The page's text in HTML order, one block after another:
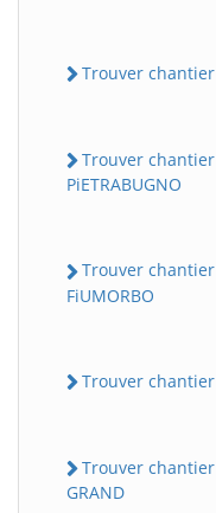
Trouver chantier
Trouver
PiETRABUGNO
Trouver chantier
FiUMORBO
Trouver
Trouver chantier
GRAND